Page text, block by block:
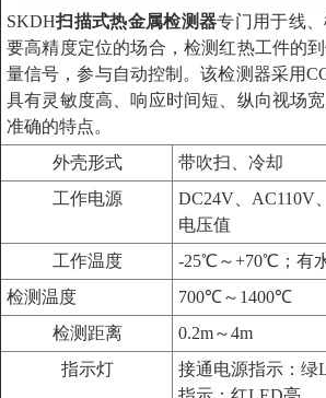
SKDH扫描式热金属检测器专门用于线
要高精度定位的场合，检测红热工件的
量信号，参与自动控制。该检测器采用
具有灵敏度高、响应时间短、纵向视场
准确的特点。
外壳形式
带吹扫、冷却
工作电源
DC24V、AC110V
电压值
工作温度
-25℃～+70℃；有
检测温度
700℃～1400℃
检测距离
0.2m～4m
指示灯
接通电源指示：绿